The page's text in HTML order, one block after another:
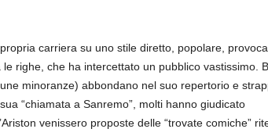
carriera su uno stile diretto, popolare,
righe, che ha intercettato un pubblico vastissimo.
minoranze) abbondano nel suo repertorio e
“chiamata a Sanremo”, molti hanno giudicato
venissero proposte delle “trovate comiche”